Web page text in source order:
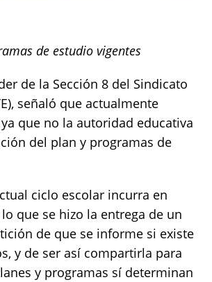
de estudio vigentes
de la Sección 8 del Sindicato
señaló que actualmente
que no la autoridad educativa
del plan y programas de
ciclo escolar incurra en
que se hizo la entrega de un
de que se informe si existe
y de ser así compartirla para
y programas sí determinan